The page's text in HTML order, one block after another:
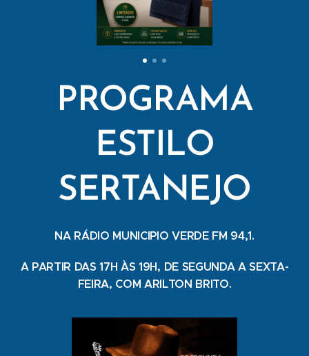
PROGRAMA
ESTILO
SERTANEJO
NA RÁDIO MUNICIPIO VERDE FM 94,1.
A PARTIR DAS 17H ÀS 19H, DE SEGUNDA A SEXTA-
FEIRA, COM ARILTON BRITO.